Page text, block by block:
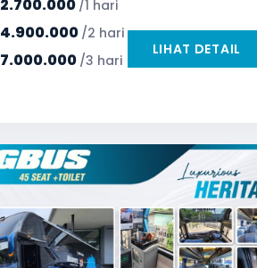
2.700.000 /1 hari
4.900.000 /2 hari
7.000.000 /3 hari
LIHAT DETAIL